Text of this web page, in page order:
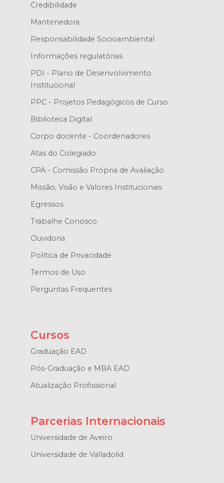
Credibilidade
Mantenedora
Responsabilidade Socioambiental
Informações regulatórias
PDI - Plano de Desenvolvimento
Institucional
PPC - Projetos Pedagógicos de Curso
Biblioteca Digital
Corpo docente - Coordenadores
Atas do Colegiado
CPA - Comissão Própria de Avaliação
Missão, Visão e Valores Institucionais
Egressos
Trabalhe Conosco
Ouvidoria
Política de Privacidade
Termos de Uso
Perguntas Frequentes
Cursos
Graduação EAD
Pós-Graduação e MBA EAD
Atualização Profissional
Parcerias Internacionais
Universidade de Aveiro
Universidade de Valladolid